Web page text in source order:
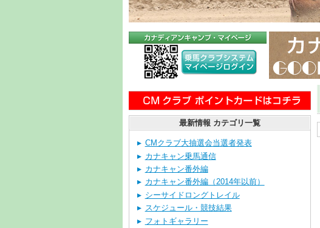
最新情報 カテゴリ一覧
CMクラブ大抽選会当選者発表
カナキャン乗馬通信
カナキャン番外編
カナキャン番外編（2014年以前）
シーサイドロングトレイル
スケジュール・競技結果
フォトギャラリー